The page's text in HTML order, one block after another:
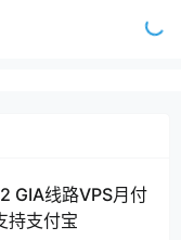
GIA线路VPS月付
持支付宝